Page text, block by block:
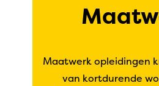
Maatwerk opleidingen
van kortdurende